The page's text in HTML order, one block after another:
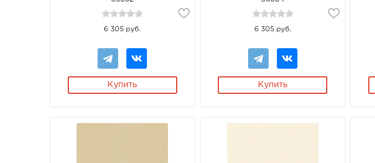
6 305 руб.
Купить
6 305 руб.
Купить